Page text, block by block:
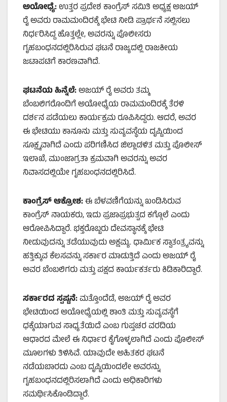
ಅಯೋಧ್ಯೆ:ಉತ್ತರ ಪ್ರದೇಶ ಕಾಂಗ್ರೆಸ್ ಸಮಿತಿ ಅಧ್ಯಕ್ಷ ಅಜಯ್
ರೈ ಅವರು ರಾಮಮಂದಿರಕ್ಕೆ ಭೇಟಿ ನೀಡಿ ಪ್ರಾರ್ಥನೆ ಸಲ್ಲಿಸಲು
ನಿರ್ಧರಿಸಿದ್ದ ಹೊತ್ತಲ್ಲೇ, ಅವರನ್ನು ಪೊಲೀಸರು
ಗೃಹಬಂಧನದಲ್ಲಿರಿಸಿರುವ ಘಟನೆ ರಾಜ್ಯದಲ್ಲಿ ರಾಜಕೀಯ
ಜಟಾಪಟಿಗೆ ಕಾರಣವಾಗಿದೆ.
ಘಟನೆಯ ಹಿನ್ನೆಲೆ:ಅಜಯ್ ರೈ ಅವರು ತಮ್ಮ
ಬೆಂಬಲಿಗರೊಂದಿಗೆ ಅಯೋಧ್ಯೆಯ ರಾಮಮಂದಿರಕ್ಕೆ ತೆರಳಿ
ದರ್ಶನ ಪಡೆಯಲು ಕಾರ್ಯಕ್ರಮ ರೂಪಿಸಿದ್ದರು. ಆದರೆ, ಅವರ
ಈ ಭೇಟಿಯು ಕಾನೂನು ಮತ್ತು ಸುವ್ಯವಸ್ಥೆಯ ದೃಷ್ಟಿಯಿಂದ
ಸೂಕ್ಷ್ಮವಾಗಿದೆ ಎಂದು ಪರಿಗಣಿಸಿದ ಜಿಲ್ಲಾಡಳಿತ ಮತ್ತು ಪೊಲೀಸ್
ಇಲಾಖೆ, ಮುಂಜಾಗ್ರತಾ ಕ್ರಮವಾಗಿ ಅವರನ್ನು ಅವರ
ನಿವಾಸದಲ್ಲಿಯೇ ಗೃಹಬಂಧನದಲ್ಲಿರಿಸಿದೆ.
ಕಾಂಗ್ರೆಸ್ ಆಕ್ರೋಶ:ಈ ಬೆಳವಣಿಗೆಯನ್ನು ಖಂಡಿಸಿರುವ
ಕಾಂಗ್ರೆಸ್ ನಾಯಕರು, ಇದು ಪ್ರಜಾಪ್ರಭುತ್ವದ ಕಗ್ಗೊಲೆ ಎಂದು
ಆರೋಪಿಸಿದ್ದಾರೆ. ಭಕ್ತರೊಬ್ಬರು ದೇವಸ್ಥಾನಕ್ಕೆ ಭೇಟಿ
ನೀಡುವುದನ್ನು ತಡೆಯುವುದು ಅಕ್ಷಮ್ಯ. ಧಾರ್ಮಿಕ ಸ್ವಾತಂತ್ರ್ಯವನ್ನು
ಹತ್ತಿಕ್ಕುವ ಕೆಲಸವನ್ನು ಸರ್ಕಾರ ಮಾಡುತ್ತಿದೆ ಎಂದು ಅಜಯ್ ರೈ
ಅವರ ಬೆಂಬಲಿಗರು ಮತ್ತು ಪಕ್ಷದ ಕಾರ್ಯಕರ್ತರು ಕಿಡಿಕಾರಿದ್ದಾರೆ.
ಸರ್ಕಾರದ ಸ್ಪಷ್ಟನೆ:ಮತ್ತೊಂದೆಡೆ, ಅಜಯ್ ರೈ ಅವರ
ಭೇಟಿಯಿಂದ ಅಯೋಧ್ಯೆಯಲ್ಲಿ ಶಾಂತಿ ಮತ್ತು ಸುವ್ಯವಸ್ಥೆಗೆ
ಧಕ್ಕೆಯಾಗುವ ಸಾಧ್ಯತೆಯಿದೆ ಎಂಬ ಗುಪ್ತಚರ ವರದಿಯ
ಆಧಾರದ ಮೇಲೆ ಈ ನಿರ್ಧಾರ ಕೈಗೊಳ್ಳಲಾಗಿದೆ ಎಂದು ಪೊಲೀಸ್
ಮೂಲಗಳು ತಿಳಿಸಿವೆ. ಯಾವುದೇ ಅಹಿತಕರ ಘಟನೆ
ನಡೆಯಬಾರದು ಎಂಬ ದೃಷ್ಟಿಯಿಂದಲೇ ಅವರನ್ನು
ಗೃಹಬಂಧನದಲ್ಲಿರಿಸಲಾಗಿದೆ ಎಂದು ಅಧಿಕಾರಿಗಳು
ಸಮರ್ಥಿಸಿಕೊಂಡಿದ್ದಾರೆ.